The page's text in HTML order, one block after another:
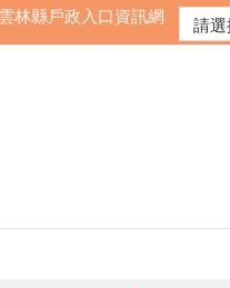
雲林縣戶政入口資訊網